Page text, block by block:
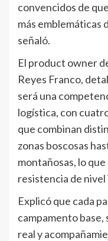
convencidos de
más emblemáticas
señaló.
El product owner
Reyes Franco,
será una
logística, con
que combinan
zonas boscosas
montañosas, lo
resistencia de
Explicó que cada
campamento base,
real y